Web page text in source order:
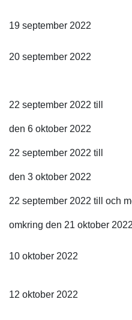
19 september 2022
20 september 2022
22 september 2022 till
den 6 oktober 2022
22 september 2022 till
den 3 oktober 2022
22 september 2022 till och
omkring den 21 oktober 2022
10 oktober 2022
12 oktober 2022